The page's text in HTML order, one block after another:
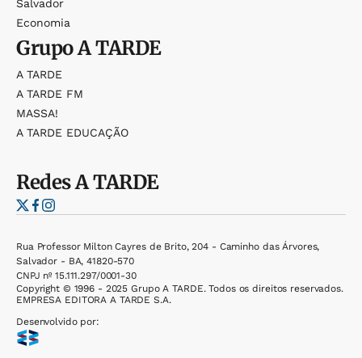
Salvador
Economia
GrupoA TARDE
A TARDE
A TARDE FM
MASSA!
A TARDE EDUCAÇÃO
RedesA TARDE
Rua Professor Milton Cayres de Brito, 204 - Caminho das Árvores,
Salvador - BA, 41820-570
CNPJ nº 15.111.297/0001-30
Copyright © 1996 - 2025 Grupo A TARDE. Todos os direitos reservados.
EMPRESA EDITORA A TARDE S.A.
Desenvolvido por: